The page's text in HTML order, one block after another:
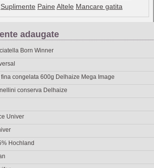
Suplimente Paine Altele Mancare gatita
adaugate
Born Winner
congelata 600g Delhaize Mega Image
conserva Delhaize
Univer
Hochland